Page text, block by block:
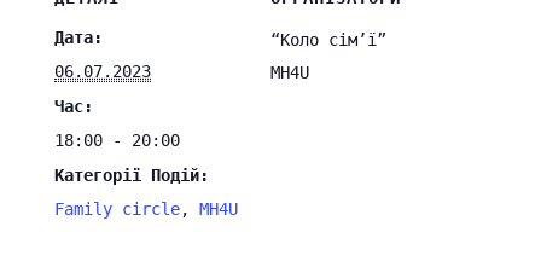
Дата:
06.07.2023
Час:
18:00 - 20:00
Категорії Подій:
Family circle,MH4U
“Коло сім’ї”
MH4U